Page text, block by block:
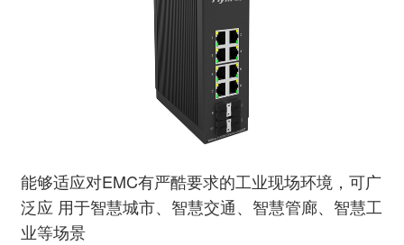
能够适应对EMC有严酷要求的工业现场环境，可广
泛应 用于智慧城市、智慧交通、智慧管廊、智慧工
业等场景